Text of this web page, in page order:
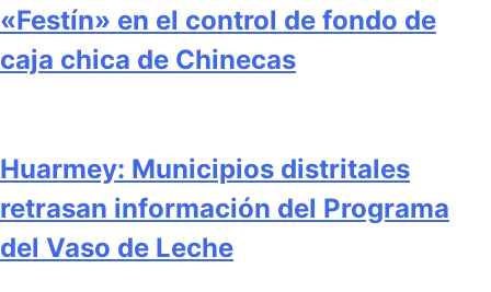
«Festín» en el control de fondo de
caja chica de Chinecas
Huarmey: Municipios distritales
retrasan información del Programa
del Vaso de Leche